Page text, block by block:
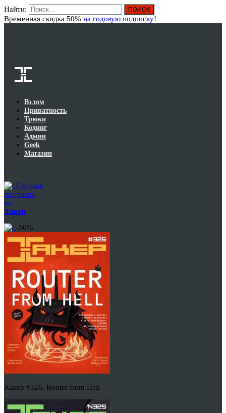
Найти:
Временная скидка 50% на годовую подписку!
Взлом
Приватность
Трюки
Кодинг
Админ
Geek
Магазин
Годовая
подписка
на
Хакер
-50%
Хакер #326. Router from Hell